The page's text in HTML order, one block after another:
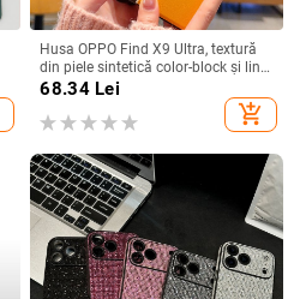
Husa OPPO Find X9 Ultra, textură
din piele sintetică color-block și linii
fluorescente, GT8Pro husă de
68.34Lei
add_shopping_cart